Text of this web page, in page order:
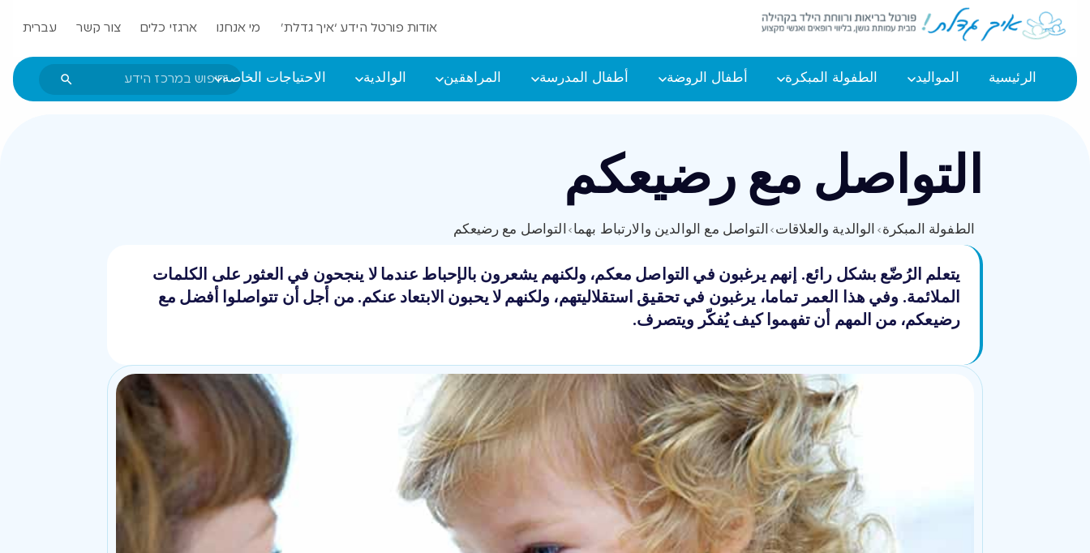
אודות פורטל הידע ‘איך גדלת’ מי אנחנו ארגזי כלים צור קשר עברית
الرئيسية المواليد الطفولة المبكرة أطفال الروضة أطفال المدرسة المراهقين الوالدية الاحتياجات الخاصة
التواصل مع رضيعكم
الطفولة المبكرة› الوالدية والعلاقات› التواصل مع الوالدين والارتباط بهما› التواصل مع رضيعكم
يتعلم الرُضّع بشكل رائع. إنهم يرغبون في التواصل معكم، ولكنهم يشعرون بالإحباط عندما لا ينجحون في العثور على الكلمات
الملائمة. وفي هذا العمر تماما، يرغبون في تحقيق استقلاليتهم، ولكنهم لا يحبون الابتعاد عنكم. من أجل أن تتواصلوا أفضل مع
رضيعكم، من المهم أن تفهموا كيف يُفكّر ويتصرف.